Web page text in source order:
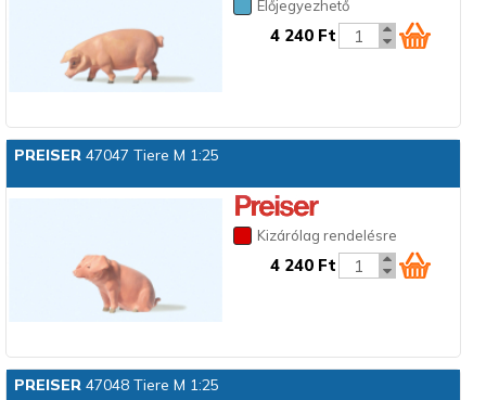
Előjegyezhető
4 240 Ft
PREISER47047 Tiere M 1:25
Kizárólag rendelésre
4 240 Ft
PREISER47048 Tiere M 1:25